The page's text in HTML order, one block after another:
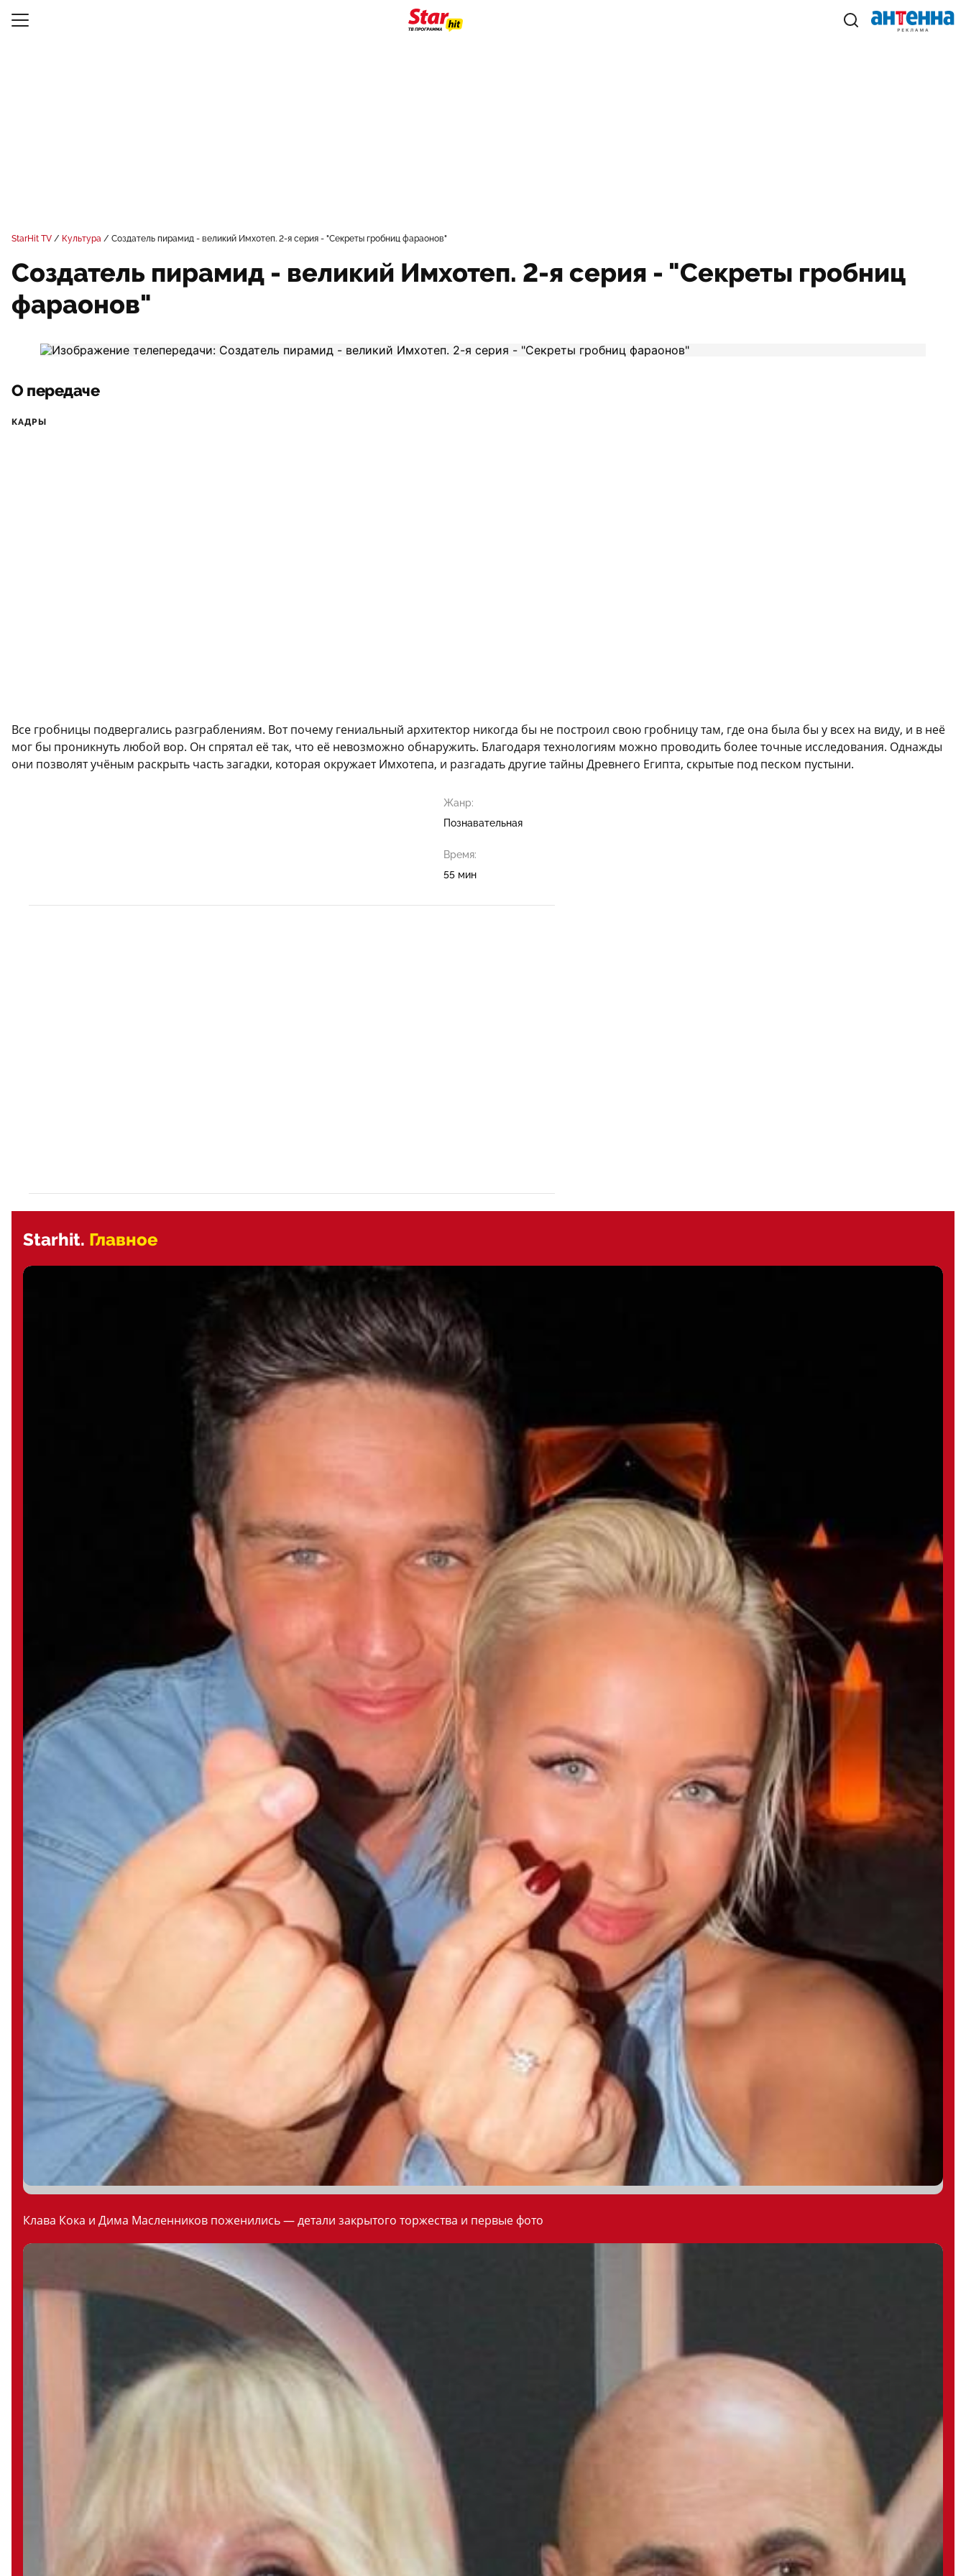
StarHit TV Культура Создатель пирамид - великий Имхотеп. 2-я серия - "Секреты гробниц фараонов"
Создатель пирамид - великий Имхотеп. 2-я серия - "Секреты гробниц
фараонов"
О передаче
КАДРЫ
Все гробницы подвергались разграблениям. Вот почему гениальный архитектор никогда бы не построил свою гробницу там, где она была бы у всех на виду, и в неё
мог бы проникнуть любой вор. Он спрятал её так, что её невозможно обнаружить. Благодаря технологиям можно проводить более точные исследования. Однажды
они позволят учёным раскрыть часть загадки, которая окружает Имхотепа, и разгадать другие тайны Древнего Египта, скрытые под песком пустыни.
Жанр:
Познавательная
Время:
55 мин
Starhit. Главное
Клава Кока и Дима Масленников поженились — детали закрытого торжества и первые фото